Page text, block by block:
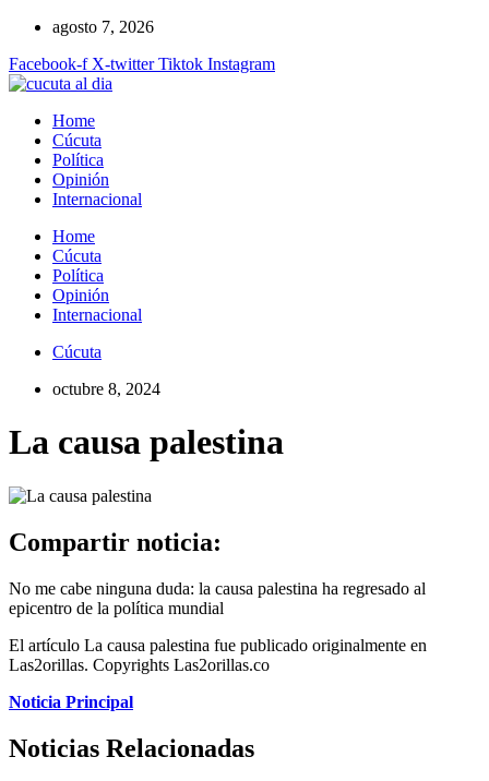
contenido
agosto 7, 2026
Facebook-f X-twitter Tiktok Instagram
Home
Cúcuta
Política
Opinión
Internacional
Home
Cúcuta
Política
Opinión
Internacional
Cúcuta
octubre 8, 2024
La causa palestina
Compartir noticia:
No me cabe ninguna duda: la causa palestina ha regresado al
epicentro de la política mundial
El artículo La causa palestina fue publicado originalmente en
Las2orillas. Copyrights Las2orillas.co
Noticia Principal
Noticias Relacionadas